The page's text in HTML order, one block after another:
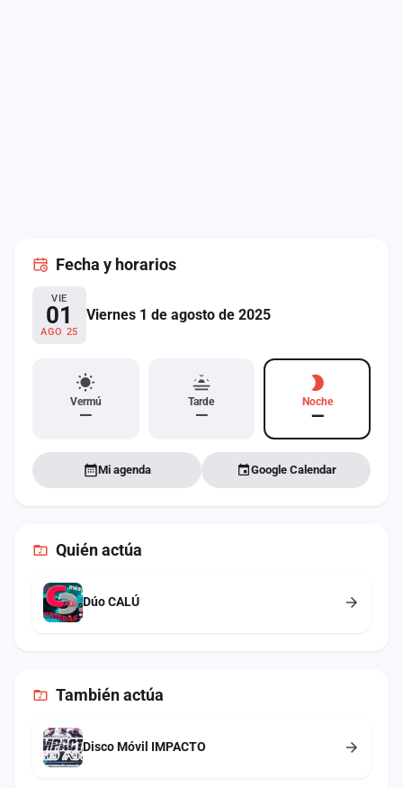
Fecha y horarios
VIE
01
AGO 25
Viernes 1 de agosto de 2025
Vermú
—
Tarde
—
Noche
—
Mi agenda Google Calendar
Quién actúa
Dúo CALÚ
Tambiénactúa
Disco Móvil IMPACTO
Administración
Contacto